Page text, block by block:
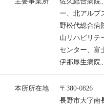
ー、北アルプ
野松代総合病
山リハビリテ
センター、富
伊那厚生病院
本所所在地
〒380-0826
長野市大字南